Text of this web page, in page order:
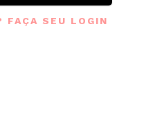
FAÇA SEU LOGIN